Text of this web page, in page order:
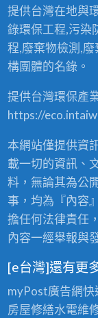
提供台灣在地與
錄環保工程,污染
程,廢棄物檢測,
構團體的名錄。
提供台灣環保產
https://
本網站僅提供資
載一切的資訊、
料，無論其為公
事，均為『內容
擔任何法律責任
內容一經舉報與
[e台灣]還有更
myPost廣告網快
房屋修繕水電維